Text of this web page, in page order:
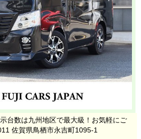
台数は九州地区で最大級！お気軽にご
佐賀県鳥栖市永吉町1095-1